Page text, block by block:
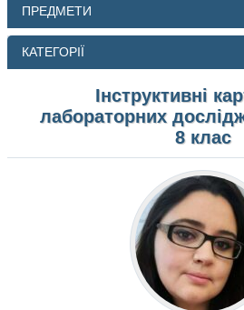
ПОШУК
ПРЕДМЕТИ
КАТЕГОРІЇ
Інструктивні
лабораторних
8 клас